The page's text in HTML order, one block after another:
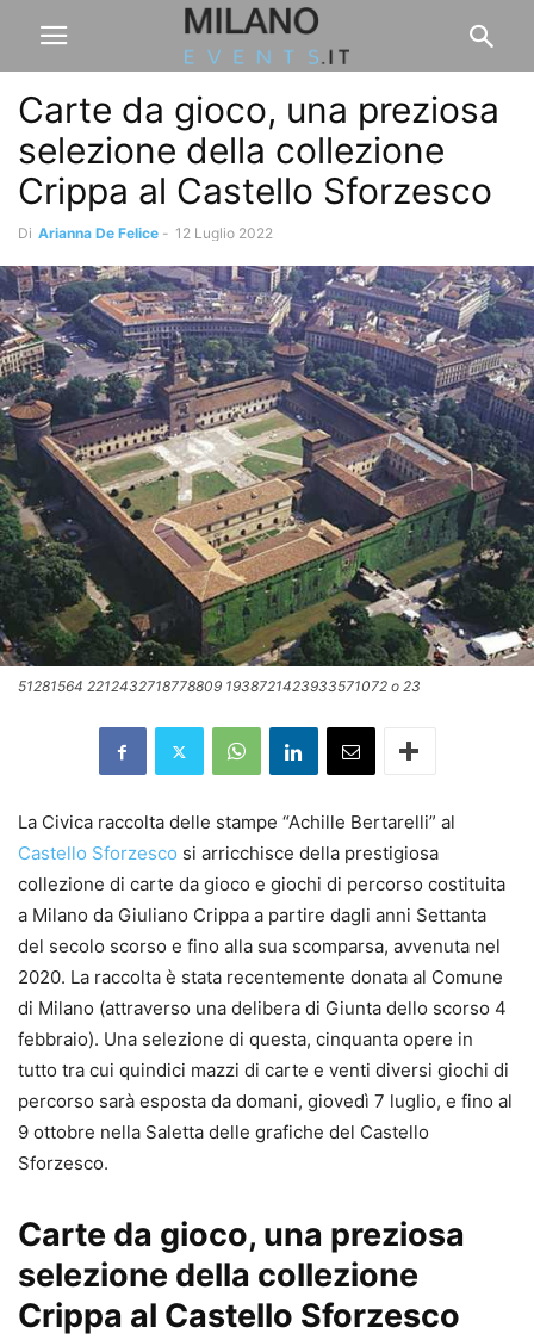
Carte da gioco, una preziosa
selezione della collezione
Crippa al Castello Sforzesco
Di Arianna De Felice - 12 Luglio 2022
51281564 2212432718778809 1938721423933571072 o 23
La Civica raccolta delle stampe “Achille Bertarelli” al
Castello Sforzesco si arricchisce della prestigiosa
collezione di carte da gioco e giochi di percorso costituita
a Milano da Giuliano Crippa a partire dagli anni Settanta
del secolo scorso e fino alla sua scomparsa, avvenuta nel
2020. La raccolta è stata recentemente donata al Comune
di Milano (attraverso una delibera di Giunta dello scorso 4
febbraio). Una selezione di questa, cinquanta opere in
tutto tra cui quindici mazzi di carte e venti diversi giochi di
percorso sarà esposta da domani, giovedì 7 luglio, e fino al
9 ottobre nella Saletta delle grafiche del Castello
Sforzesco.
Carte da gioco, una preziosa
selezione della collezione
Crippa al Castello Sforzesco